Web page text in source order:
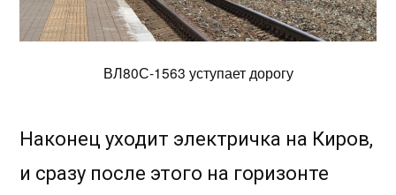
ВЛ80С-1563 уступает дорогу
Наконец уходит электричка на Киров,
и сразу после этого на горизонте